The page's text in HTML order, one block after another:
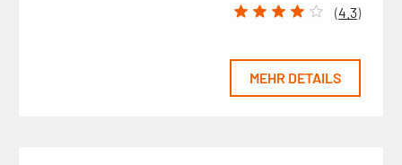
(4.3)
MEHR DETAILS